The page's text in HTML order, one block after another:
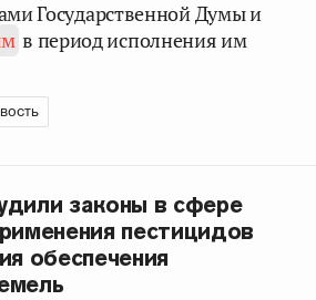
Государственной Думы и
в период исполнения им
законы в сфере
пестицидов
обеспечения